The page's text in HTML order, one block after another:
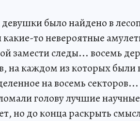
было найдено в
то невероятные
замести следы... восемь
на каждом из которых
на восемь
голову лучшие
но до конца раскрыть